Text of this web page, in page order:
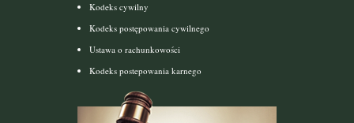
Kodeks cywilny
Kodeks postępowania cywilnego
Ustawa o rachunkowości
Kodeks postepowania karnego